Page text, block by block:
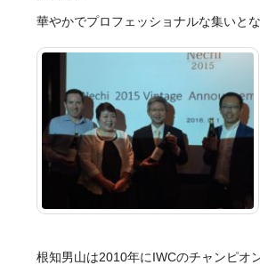
華やかでプロフェッショナルな集いとな
根知男山は2010年にIWCのチャンピオ